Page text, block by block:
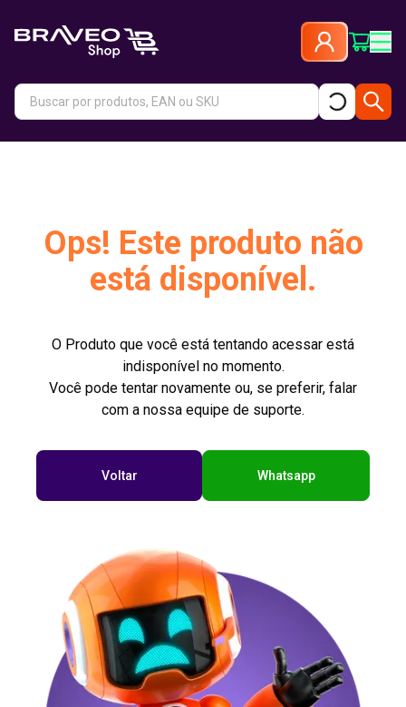
Ops! Este produto não
está disponível.
O Produto que você está tentando acessar está
indisponível no momento.
Você pode tentar novamente ou, se preferir, falar
com a nossa equipe de suporte.
Voltar Whatsapp